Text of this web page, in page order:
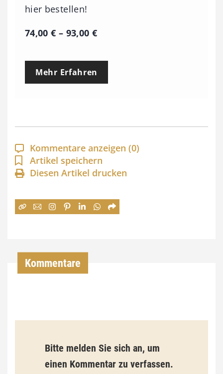
hier bestellen!
74,00€ – 93,00 €P
e
p
a
n
n
:
€
i
s
Mehr Erfahren
Kommentare anzeigen (0)
Artikel speichern
Diesen Artikel drucken
Kommentare
Bitte melden Sie sich an, um
einen Kommentar zu verfassen.